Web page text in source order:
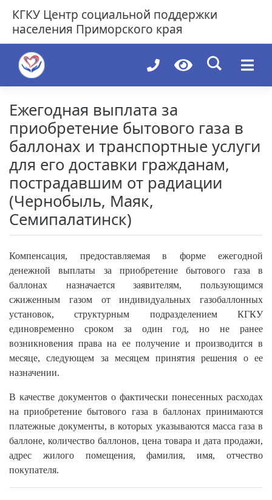
content
КГКУ Центр социальной поддержки
населения Приморского края
Ежегодная выплата за
приобретение бытового газа в
баллонах и транспортные услуги
для его доставки гражданам,
пострадавшим от радиации
(Чернобыль, Маяк,
Семипалатинск)
Компенсация, предоставляемая в форме ежегодной
денежной выплаты за приобретение бытового газа в
баллонах назначается заявителям, пользующимся
сжиженным газом от индивидуальных газобаллонных
установок, структурным подразделением КГКУ
единовременно сроком за один год, но не ранее
возникновения права на ее получение и производится в
месяце, следующем за месяцем принятия решения о ее
назначении.
В качестве документов о фактически понесенных расходах
на приобретение бытового газа в баллонах принимаются
платежные документы, в которых указываются масса газа в
баллоне, количество баллонов, цена товара и дата продажи,
адрес жилого помещения, фамилия, имя, отчество
покупателя.